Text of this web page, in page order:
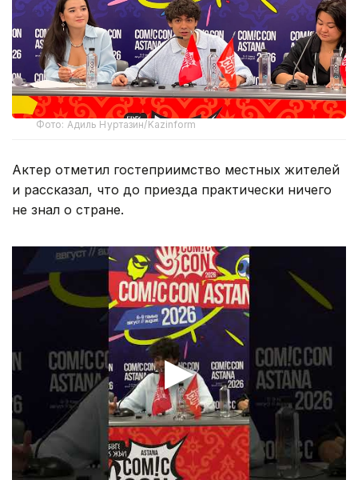
Фото: Адиль Нуртазин/Kazinform
Актер отметил гостеприимство местных жителей
и рассказал, что до приезда практически ничего
не знал о стране.